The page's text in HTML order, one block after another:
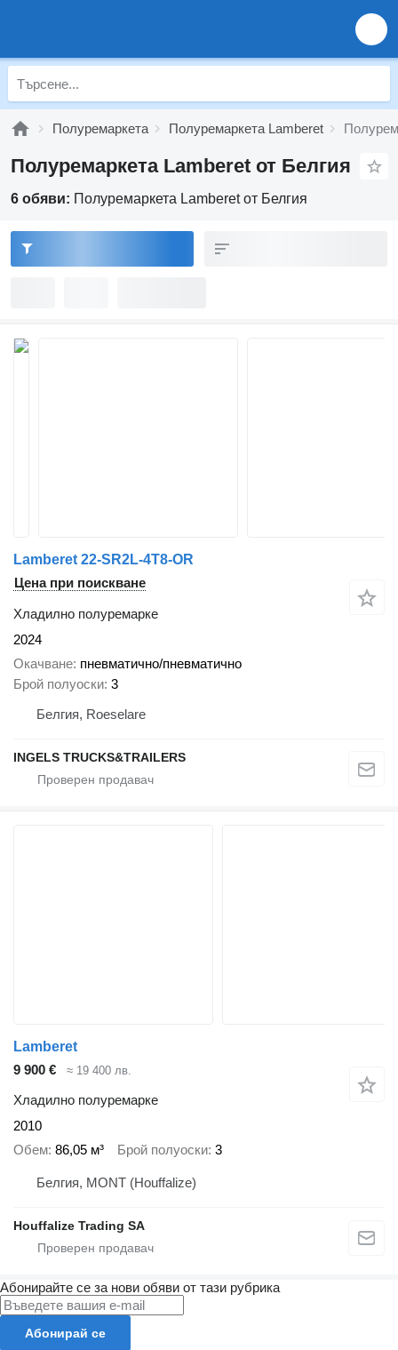
Полуремаркета Полуремаркета Lamberet
Полуремаркета Lamberet от Белгия
6 обяви: Полуремаркета Lamberet от Белгия
Lamberet 22-SR2L-4T8-OR
Цена при поискване
Хладилно полуремарке
2024
Окачване пневматично/пневматично
Брой полуоски 3
Белгия, Roeselare
INGELS TRUCKS&TRAILERS
Lamberet
9 900 €
≈ 19 400 лв.
Хладилно полуремарке
2010
Обем 86,05 м³ Брой полуоски 3
Белгия, MONT (Houffalize)
Houffalize Trading SA
Абонирайте се за нови обяви от тази рубрика
Абонирай се